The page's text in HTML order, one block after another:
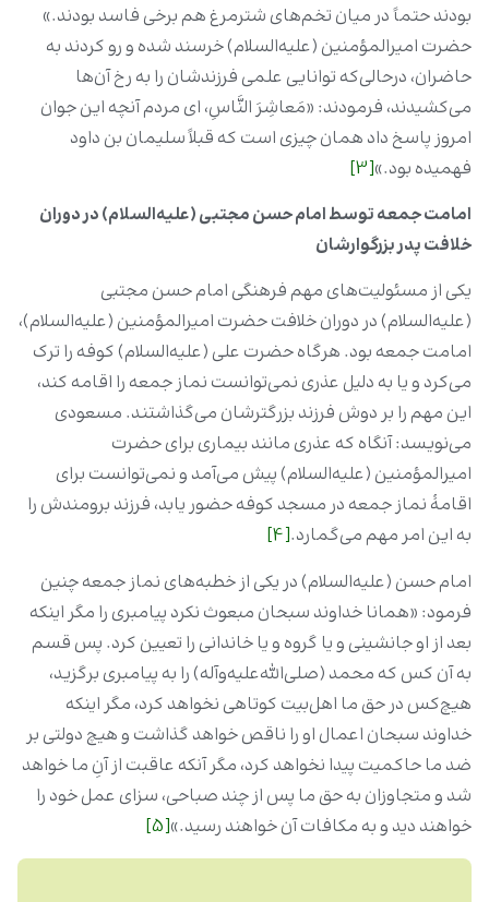
بودند حتماً در میان تخم‌‏های شترمرغ هم برخی فاسد بودند.»
حضرت امیرالمؤمنین (علیه‌السلام) خرسند شده و رو کردند به
حاضران، درحالی‌که توانایی علمی فرزندشان را به رخ آن‌ها
می‌‏کشیدند، فرمودند: «مَعاشِرَ النَّاسِ، ای مردم آنچه این جوان
امروز پاسخ داد همان چیزی است که قبلاً سلیمان بن داود
فهمیده بود.»[3]
امامت جمعه توسط امام حسن مجتبی (علیه‌السلام) در دوران
خلافت پدر بزرگوارشان
یکی از مسئولیت‌های مهم فرهنگی امام حسن مجتبی
(علیه‌السلام) در دوران خلافت حضرت امیرالمؤمنین (علیه‌السلام)،
امامت جمعه بود. هرگاه حضرت علی (علیه‌السلام) کوفه را ترک
می‌کرد و یا به دلیل عذری نمی‌توانست نماز جمعه را اقامه کند،
این مهم را بر دوش فرزند بزرگترشان می‌گذاشتند. مسعودی
می‌نویسد: آنگاه که عذری مانند بیماری برای حضرت
امیرالمؤمنین (علیه‌السلام) پیش می‌آمد و نمی‌توانست برای
اقامۀ نماز جمعه در مسجد کوفه حضور یابد، فرزند برومندش را
به این امر مهم می‌گمارد.[4]
امام حسن (علیه‌السلام) در یکی از خطبه‌های نماز جمعه چنین
فرمود: «همانا خداوند سبحان مبعوث نکرد پیامبری را مگر اینکه
بعد از او جانشینی و یا گروه و یا خاندانی را تعیین کرد. پس قسم
به آن کس که محمد (صلی‌الله‌علیه‌و‌آله‌) را به پیامبری برگزید،
هیچ‌کس در حق ما اهل‌بیت کوتاهی نخواهد کرد، مگر اینکه
خداوند سبحان اعمال او را ناقص خواهد گذاشت و هیچ دولتی بر
ضد ما حاکمیت پیدا نخواهد کرد، مگر آنکه عاقبت از آنِ ما خواهد
شد و متجاوزان به حق ما پس از چند صباحی، سزای عمل خود را
خواهند دید و به مکافات آن خواهند رسید.»[5]